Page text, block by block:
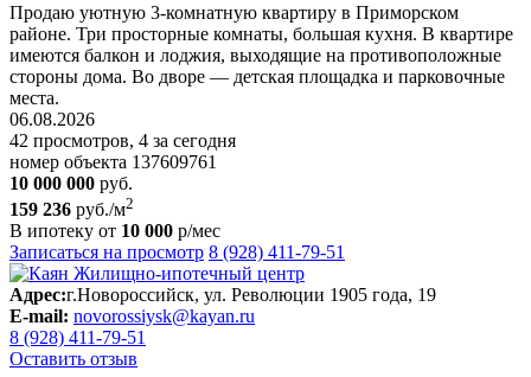
Продаю уютную 3-комнатную квартиру в Приморском
районе. Три просторные комнаты, большая кухня. В квартире
имеются балкон и лоджия, выходящие на противоположные
стороны дома. Во дворе — детская площадка и парковочные
места.
06.08.2026
42 просмотров, 4 за сегодня
номер объекта 137609761
10 000 000 руб.
159 236 руб./м2
В ипотеку от 10 000 р/мес
Записаться на просмотр 8 (928) 411-79-51
Адрес:г.Новороссийск, ул. Революции 1905 года, 19
E-mail: novorossiysk@kayan.ru
8 (928) 411-79-51
Оставить отзыв